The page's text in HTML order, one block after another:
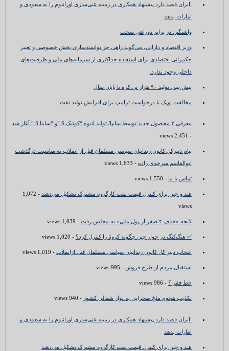
ایران قصد دارد پیشنهاد همکاری در زمینه غنی‌سازی اورانیوم را به سعودی و
امارات بدهد
واشنگتن در برابر دوراهی سخت
وزیر اقتصاد و دارایی، می‌گوید راهی جز توانمندسازی بخش خصوصی و تغییر
حکمرانی اقتصادی برای استفاده حداکثری از سرمایه‌های ملی و ظرفیت‌های
داخلی وجود ندارد.
پیش بینی تولید ۹۰ هزار تن کره تا پایان سال
مخالفت اوپک با درخواست ترامپ برای افزایش تولید نفت
معرفی ۲ محصول جدید توسط سایپا/ تولید انبوه “کوئیک S “و “ساینا S ” آغاز شد
- 2,451 views
پیام دبیرکل کانون زندانیان سیاسی مسلمان قبل از انقلاب به مناسبت درگذشت
ابوالقاسم سرحدی زاده - 1,633 views
تماس با ما - 1,550 views
هند و چین برای کنترل قیمت نفت کارگروه مشترک تشکیل می‌دهند
- 1,072
views
لایحه «حذف ۴ صفر از پول ملی» به مجلس رفت - 1,039 views
✅ هنگ‌کنگ در جوار چین چگونه کرونا را کنترل کرد؟ - 1,020 views
انتخاب دبیر کل کانون زندانیان سیاسی مسلمان قبل ازانقلاب - 1,019 views
استقبال مردم از طرح فروش - 995 views
خط فقر ؟ - 986 views
تکذیب هجوم ملخ صحرایی به نوار شمالی کشور - 940 views
ایران قصد دارد پیشنهاد همکاری در زمینه غنی‌سازی اورانیوم را به سعودی و
امارات بدهد
هند و چین برای کنترل قیمت نفت کارگروه مشترک تشکیل می‌دهند